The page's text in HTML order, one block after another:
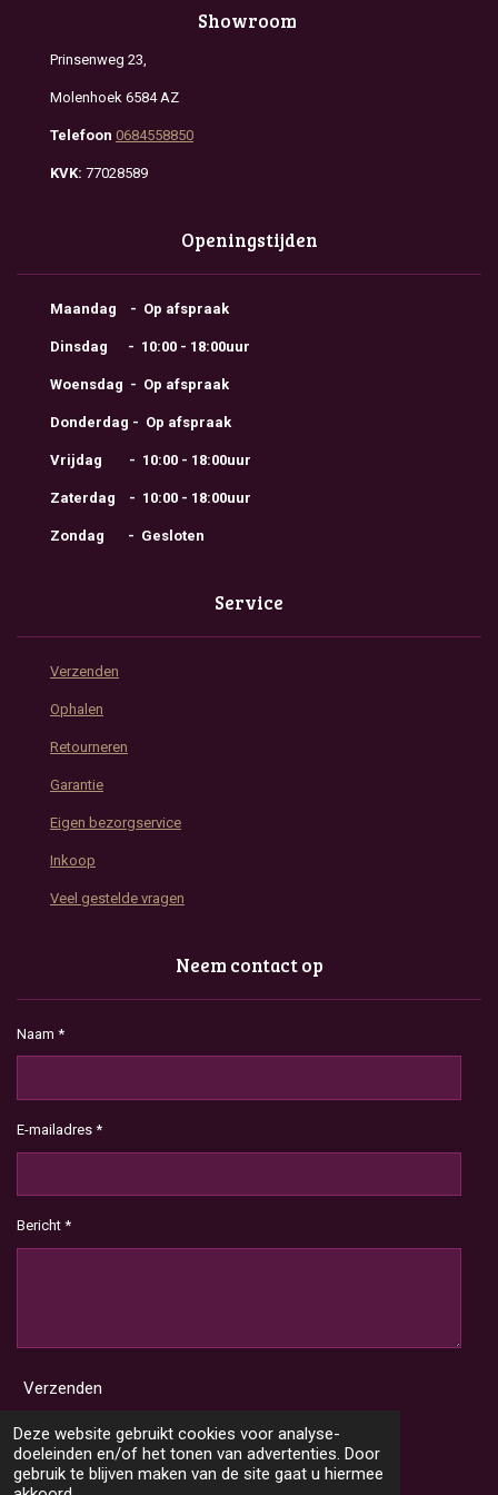
Deze website gebruikt cookies voor analyse-
doeleinden en/of het tonen van advertenties. Door
gebruik te blijven maken van de site gaat u hiermee
Showroom
Prinsenweg 23,
Molenhoek 6584 AZ
Telefoon 0684558850
KVK: 77028589
Openingstijden
Maandag - Op afspraak
Dinsdag - 10:00 - 18:00uur
Woensdag - Op afspraak
Donderdag - Op afspraak
Vrijdag - 10:00 - 18:00uur
Zaterdag - 10:00 - 18:00uur
Zondag - Gesloten
Service
Verzenden
Ophalen
Retourneren
Garantie
Eigen bezorgservice
Inkoop
Veel gestelde vragen
Neem contact op
Naam *
E-mailadres *
Bericht *
Verzenden